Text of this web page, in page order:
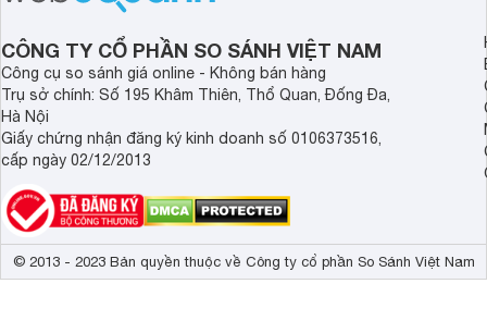
thêm một lựa chọn
người dùng Việt.
CÔNG TY CỔ PHẦN SO SÁNH VIỆT NAM
Công cụ so sánh giá online - Không bán hàng
Trụ sở chính: Số 195 Khâm Thiên, Thổ Quan, Đống Đa,
Hà Nội
Giấy chứng nhận đăng ký kinh doanh số 0106373516,
cấp ngày 02/12/2013
© 2013 - 2023 Bản quyền thuộc về Công ty cổ phần So Sánh Việt Nam